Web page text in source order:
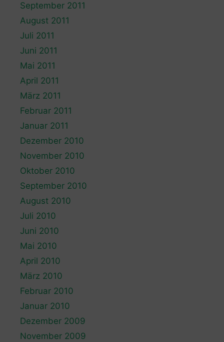
September 2011
August 2011
Juli 2011
Juni 2011
Mai 2011
April 2011
März 2011
Februar 2011
Januar 2011
Dezember 2010
November 2010
Oktober 2010
September 2010
August 2010
Juli 2010
Juni 2010
Mai 2010
April 2010
März 2010
Februar 2010
Januar 2010
Dezember 2009
November 2009